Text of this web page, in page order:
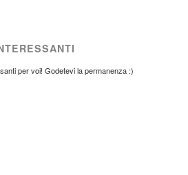
per voi! Godetevi la permanenza :)